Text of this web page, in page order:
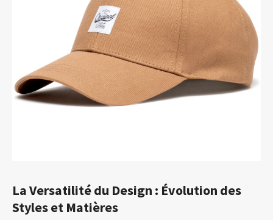
La Versatilité du Design : Évolution des
Styles et Matières